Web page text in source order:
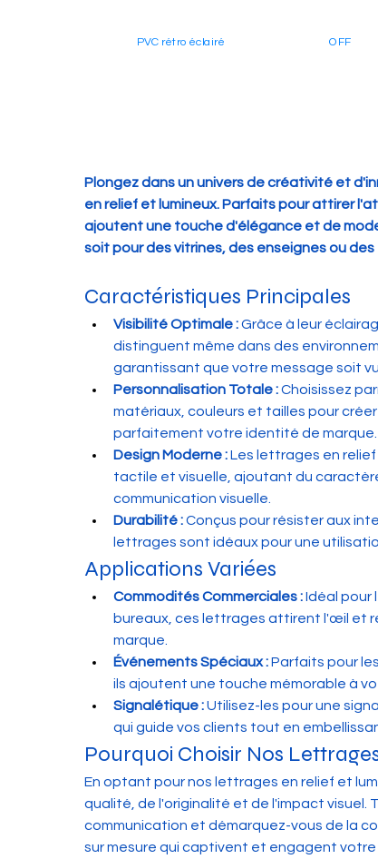
Plongez dans un univers de créativité et
en relief et lumineux. Parfaits pour attirer
ajoutent une touche d'élégance et de
soit pour des vitrines, des enseignes ou
Caractéristiques Principales
Visibilité Optimale : Grâce à leur
distinguent même dans des
garantissant que votre message soit
Personnalisation Totale : Choisissez
matériaux, couleurs et tailles pour
parfaitement votre identité de marque.
Design Moderne : Les lettrages en
tactile et visuelle, ajoutant du
communication visuelle.
Durabilité : Conçus pour résister aux
lettrages sont idéaux pour une
Applications Variées
Commodités Commerciales : Idéal pour
bureaux, ces lettrages attirent l'œil et
marque.
Événements Spéciaux : Parfaits pour
ils ajoutent une touche mémorable à
Signalétique : Utilisez-les pour une
qui guide vos clients tout en
Pourquoi Choisir Nos
En optant pour nos lettrages en relief et
qualité, de l'originalité et de l'impact visuel.
communication et démarquez-vous de la
sur mesure qui captivent et engagent votre
PVC rétro éclairé OFF
PVC rétro éclairé ON